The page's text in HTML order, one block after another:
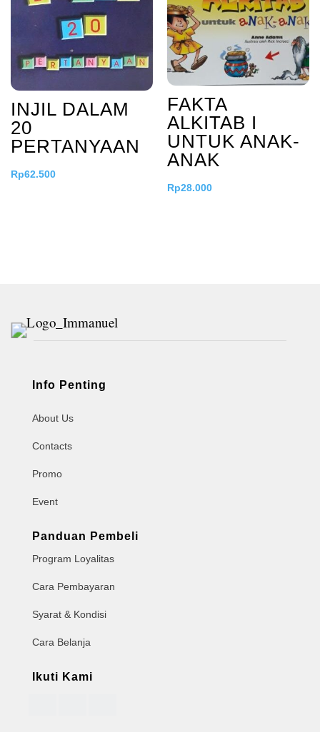
INJIL DALAM
20
PERTANYAAN
Rp62.500
FAKTA
ALKITAB I
UNTUK ANAK-
ANAK
Rp28.000
Info Penting
About Us
Contacts
Promo
Event
Panduan Pembeli
Program Loyalitas
Cara Pembayaran
Syarat & Kondisi
Cara Belanja
Ikuti Kami